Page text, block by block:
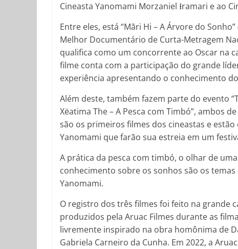
Cineasta Yanomami Morzaniel Ɨramari e ao
Entre eles, está “Mãri Hi – A Árvore do
Melhor Documentário de Curta-Metragem
qualifica como um concorrente ao Oscar na
filme conta com a participação do grande
experiência apresentando o conhecimento
Além deste, também fazem parte do evento
Xëatima The – A Pesca com Timbó”, ambos
são os primeiros filmes dos cineastas e
Yanomami que farão sua estreia em um
A prática da pesca com timbó, o olhar de
conhecimento sobre os sonhos são os
Yanomami.
O registro dos três filmes foi feito na grande
produzidos pela Aruac Filmes durante as
livremente inspirado na obra homônima de
Gabriela Carneiro da Cunha. Em 2022, a